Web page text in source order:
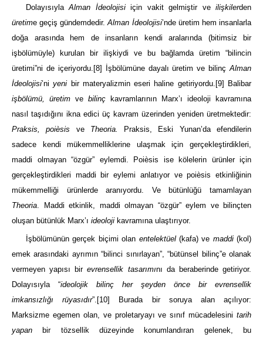
DolayısıylaAlman İdeolojisiiçin vakit gelmiştir veilişkilerden
üretime geçiş gündemdedir.Alman İdeolojisi’nde üretim hem insanlarla
doğa arasında hem de insanların kendi aralarında (bitimsiz bir
işbölümüyle) kurulan bir ilişkiydi ve bu bağlamda üretim “bilincin
üretimi”ni de içeriyordu. [8] İşbölümüne dayalı üretim ve bilinç Alman
İdeolojisi’niyeni bir materyalizmin eseri haline getiriyordu. [9]
Balibar
işbölümü, üretim ve bilinç
kavramlarının Marx’ı ideoloji kavramına
nasıl taşıdığını ikna edici üç kavram üzerinden yeniden üretmektedir:
Praksis, poièsis ve Theoria.
Praksis, Eski Yunan’da efendilerin
sadece kendi mükemmelliklerine ulaşmak için gerçekleştirdikleri,
maddi olmayan “özgür” eylemdi. Poièsis ise kölelerin ürünler için
gerçekleştirdikleri maddi bir eylemi anlatıyor ve poièsis etkinliğinin
mükemmelliği ürünlerde aranıyordu. Ve bütünlüğü tamamlayan
Theoria . Maddi etkinlik, maddi olmayan “özgür” eylem ve bilinçten
oluşan bütünlük Marx’ı ideoloji kavramına ulaştırıyor.
İşbölümünün gerçek biçimi olan entelektüel (kafa) ve maddi (kol)
emek arasındaki ayrımın “bilinci sınırlayan”, “bütünsel bilinç”e olanak
vermeyen yapısı birevrensellik tasarımını da beraberinde getiriyor.
Dolayısıyla “ideolojik bilinç her şeyden önce bir evrensellik
imkansızlığı rüyasıdır”. [10]
Burada bir soruya alan açılıyor:
Marksizme egemen olan, ve proletaryayı ve sınıf mücadelesini tarih
yapan bir tözsellik düzeyinde konumlandıran gelenek, bu